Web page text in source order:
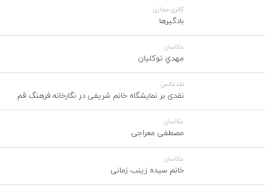
گالری مجازی
بادگیرها
عکاسان
مهدي توكليان
نقدعکس
نقدی بر نمایشگاه خانم شریفی در نگارخانه فرهنگ قم
عکاسان
مصطفی معراجی
عکاسان
خانم سیده زینب زمانی